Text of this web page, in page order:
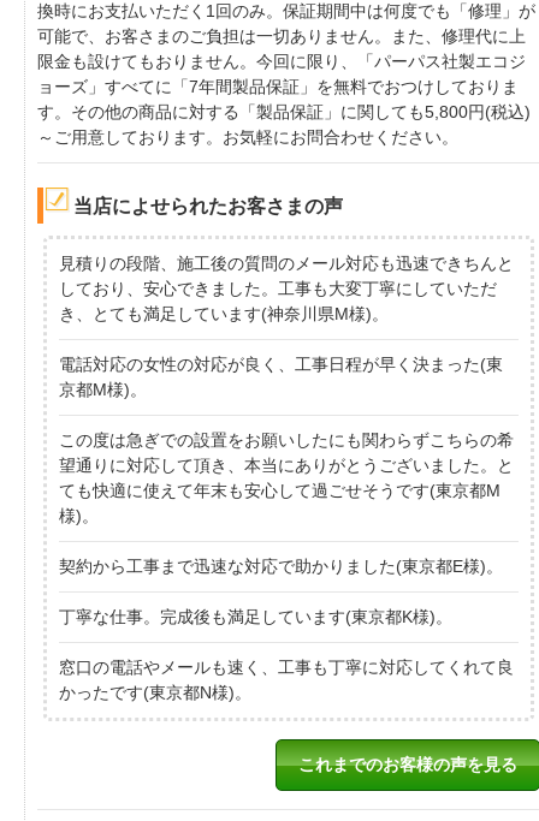
換時にお支払いただく1回のみ。保証期間中は何度でも「修理」が
可能で、お客さまのご負担は一切ありません。また、修理代に上
限金も設けてもおりません。今回に限り、「パーパス社製エコジ
ョーズ」すべてに「7年間製品保証」を無料でおつけしておりま
す。その他の商品に対する「製品保証」に関しても5,800円(税込)
～ご用意しております。お気軽にお問合わせください。
当店によせられたお客さまの声
見積りの段階、施工後の質問のメール対応も迅速できちんと
しており、安心できました。工事も大変丁寧にしていただ
き、とても満足しています(神奈川県M様)。
電話対応の女性の対応が良く、工事日程が早く決まった(東
京都M様)。
この度は急ぎでの設置をお願いしたにも関わらずこちらの希
望通りに対応して頂き、本当にありがとうございました。と
ても快適に使えて年末も安心して過ごせそうです(東京都M
様)。
契約から工事まで迅速な対応で助かりました(東京都E様)。
丁寧な仕事。完成後も満足しています(東京都K様)。
窓口の電話やメールも速く、工事も丁寧に対応してくれて良
かったです(東京都N様)。
これまでのお客様の声を見る